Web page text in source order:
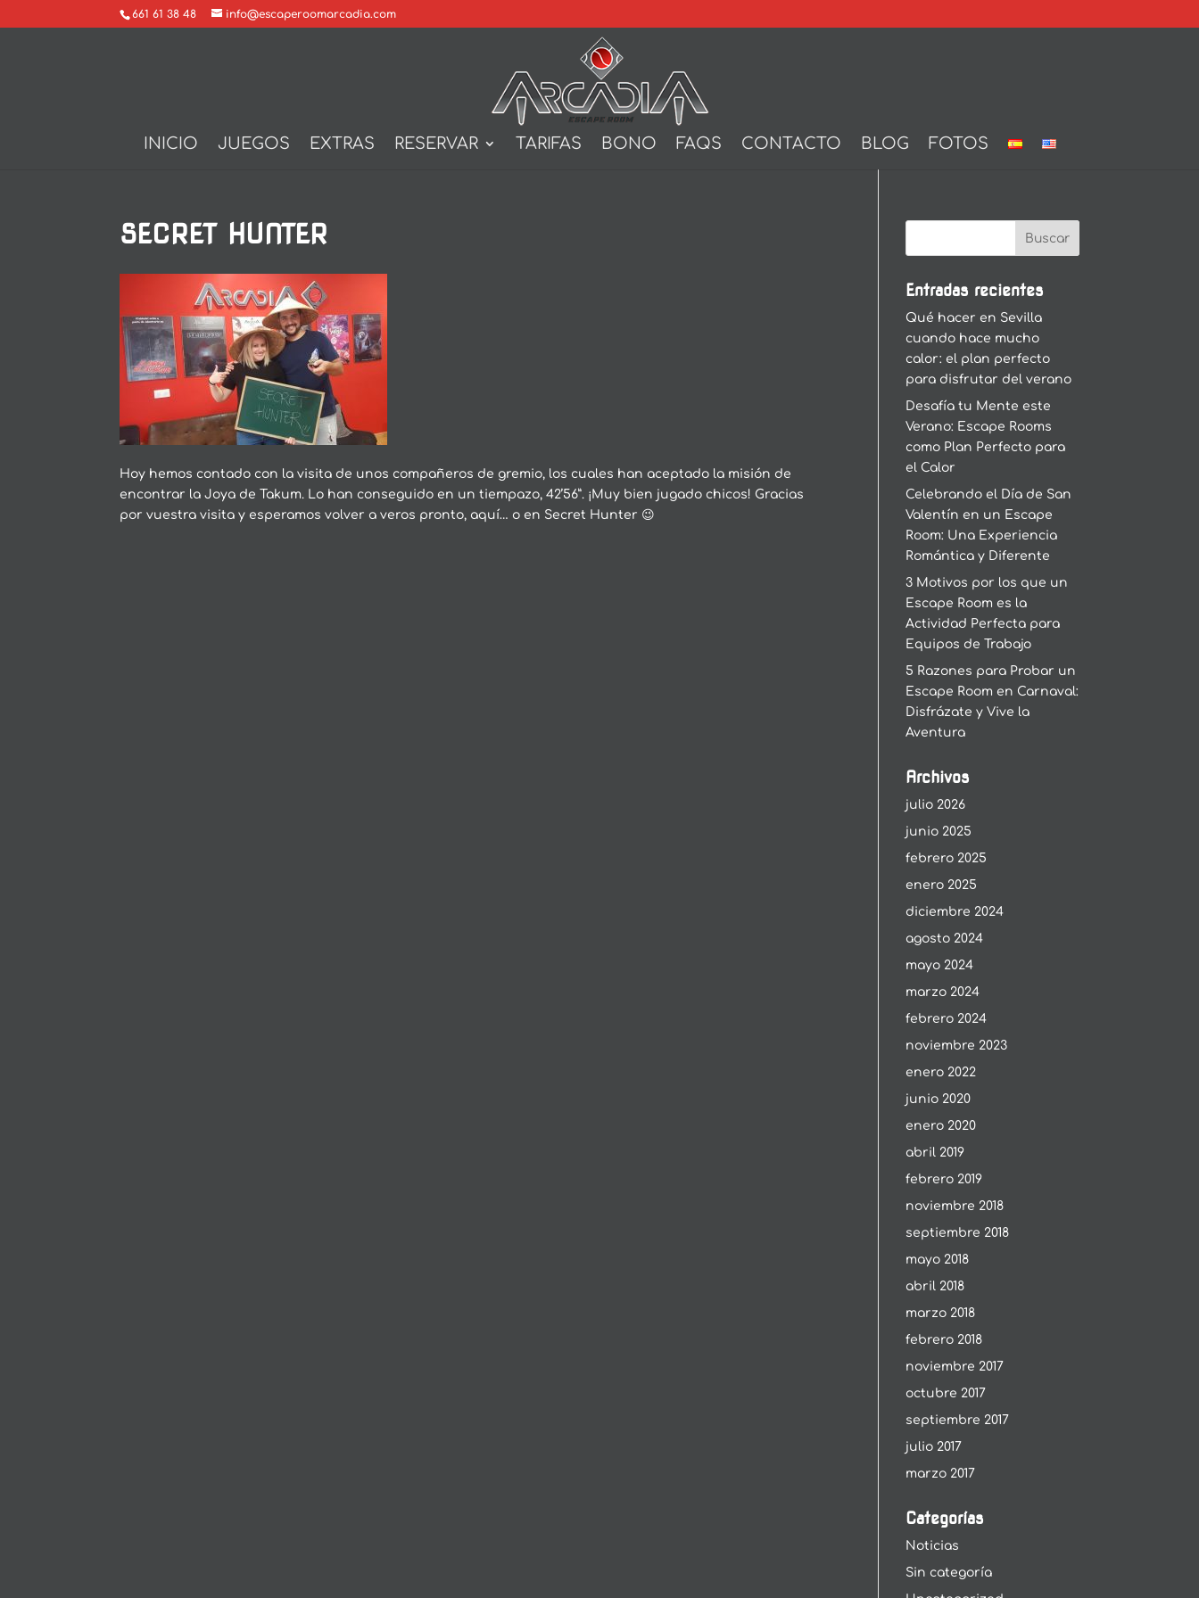
661 61 38 48 info@escaperoomarcadia.com
INICIO JUEGOS EXTRAS RESERVAR TARIFAS BONO FAQS CONTACTO BLOG FOTOS
SECRET HUNTER
Hoy hemos contado con la visita de unos compañeros de gremio, los cuales han aceptado la misión de
encontrar la Joya de Takum. Lo han conseguido en un tiempazo, 42’56”. ¡Muy bien jugado chicos! Gracias
por vuestra visita y esperamos volver a veros pronto, aquí… o en Secret Hunter 😉
Entradas recientes
Qué hacer en Sevilla
cuando hace mucho
calor: el plan perfecto
para disfrutar del verano
Desafía tu Mente este
Verano: Escape Rooms
como Plan Perfecto para
el Calor
Celebrando el Día de San
Valentín en un Escape
Room: Una Experiencia
Romántica y Diferente
3 Motivos por los que un
Escape Room es la
Actividad Perfecta para
Equipos de Trabajo
5 Razones para Probar un
Escape Room en Carnaval:
Disfrázate y Vive la
Aventura
Archivos
julio 2026
junio 2025
febrero 2025
enero 2025
diciembre 2024
agosto 2024
mayo 2024
marzo 2024
febrero 2024
noviembre 2023
enero 2022
junio 2020
enero 2020
abril 2019
febrero 2019
noviembre 2018
septiembre 2018
mayo 2018
abril 2018
marzo 2018
febrero 2018
noviembre 2017
octubre 2017
septiembre 2017
julio 2017
marzo 2017
Categorías
Noticias
Sin categoría